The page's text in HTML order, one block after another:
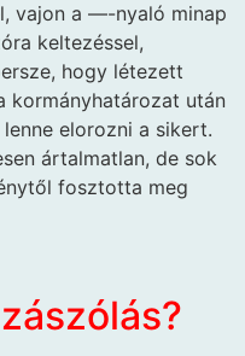
vajon a —-nyaló minap
keltezéssel,
hogy létezett
kormányhatározat után
elorozni a sikert.
ártalmatlan, de sok
fosztotta meg